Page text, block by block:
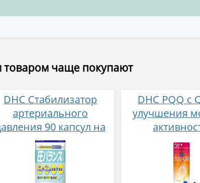
товаром чаще покупают
DHC Стабилизатор
артериального
90 капсул на
30 дней
DHC PQQ с
улучшения
улучшения
капсул на